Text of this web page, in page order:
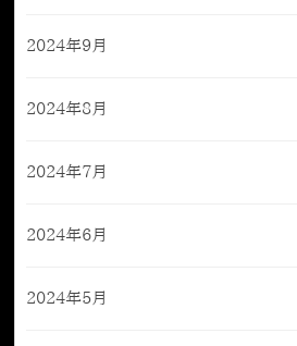
2024年9月
2024年8月
2024年7月
2024年6月
2024年5月